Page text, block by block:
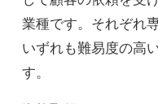
業種です。それぞれ
いずれも難易度の高
す。